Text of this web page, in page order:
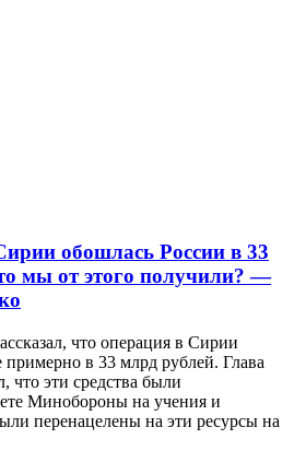
обошлась России в 33
мы от этого получили? —
что операция в Сирии
в 33 млрд рублей. Глава
что эти средства были
Минобороны на учения и
перенацелены на эти ресурсы на